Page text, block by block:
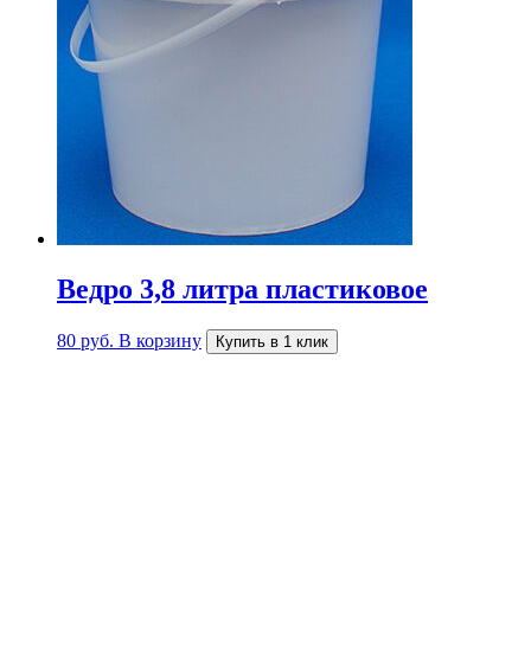
Ведро 3,8 литра пластиковое
80 руб. В корзину Купить в 1 клик